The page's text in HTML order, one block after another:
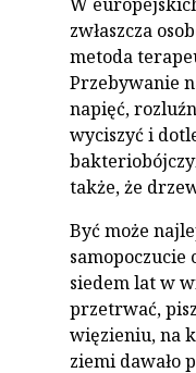
zwłaszcza
metoda
Przebywanie
napięć,
wyciszyć i
także, że
Być może
samopoczucie
siedem lat w
przetrwać,
więzieniu, na
ziemi dawało